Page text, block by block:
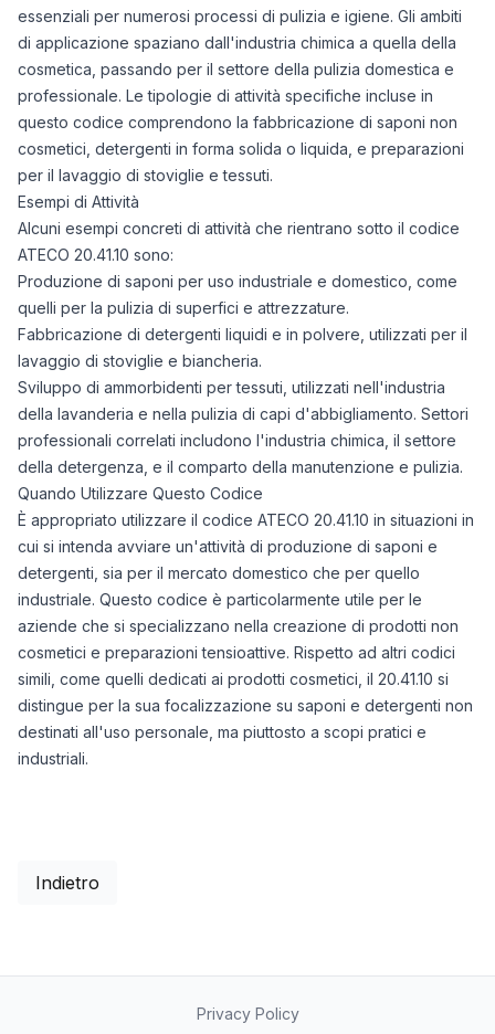
essenziali per numerosi processi di pulizia e igiene. Gli ambiti
di applicazione spaziano dall'industria chimica a quella della
cosmetica, passando per il settore della pulizia domestica e
professionale. Le tipologie di attività specifiche incluse in
questo codice comprendono la fabbricazione di saponi non
cosmetici, detergenti in forma solida o liquida, e preparazioni
per il lavaggio di stoviglie e tessuti.
Esempi di Attività
Alcuni esempi concreti di attività che rientrano sotto il codice
ATECO 20.41.10 sono:
Produzione di saponi per uso industriale e domestico, come
quelli per la pulizia di superfici e attrezzature.
Fabbricazione di detergenti liquidi e in polvere, utilizzati per il
lavaggio di stoviglie e biancheria.
Sviluppo di ammorbidenti per tessuti, utilizzati nell'industria
della lavanderia e nella pulizia di capi d'abbigliamento. Settori
professionali correlati includono l'industria chimica, il settore
della detergenza, e il comparto della manutenzione e pulizia.
Quando Utilizzare Questo Codice
È appropriato utilizzare il codice ATECO 20.41.10 in situazioni in
cui si intenda avviare un'attività di produzione di saponi e
detergenti, sia per il mercato domestico che per quello
industriale. Questo codice è particolarmente utile per le
aziende che si specializzano nella creazione di prodotti non
cosmetici e preparazioni tensioattive. Rispetto ad altri codici
simili, come quelli dedicati ai prodotti cosmetici, il 20.41.10 si
distingue per la sua focalizzazione su saponi e detergenti non
destinati all'uso personale, ma piuttosto a scopi pratici e
industriali.
Indietro
Privacy Policy